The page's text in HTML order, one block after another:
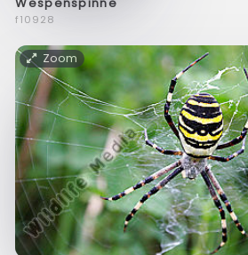
f10928
Zoom